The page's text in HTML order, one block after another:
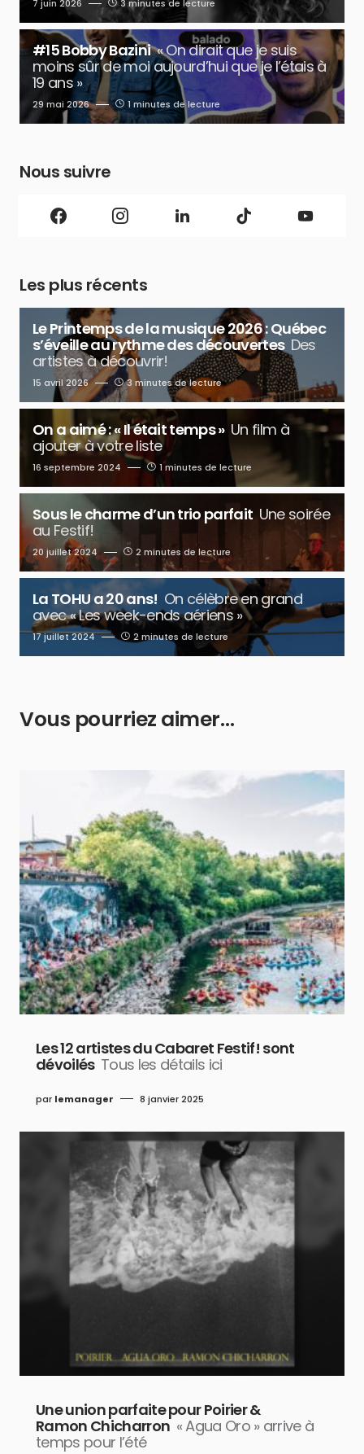
7 juin 2026 3 minutes de lecture
#15 Bobby Bazini « On dirait que je suis
moins sûr de moi aujourd’hui que je l’étais à
19 ans »
29 mai 2026 1 minutes de lecture
Nous suivre
Les plus récents
Le Printemps de la musique 2026 : Québec
s’éveille au rythme des découvertes Des
artistes à découvrir!
15 avril 2026 3 minutes de lecture
On a aimé : « Il était temps » Un film à
ajouter à votre liste
16 septembre 2024 1 minutes de lecture
Sous le charme d’un trio parfait Une soirée
au Festif!
20 juillet 2024 2 minutes de lecture
La TOHU a 20 ans! On célèbre en grand
avec « Les week-ends aériens »
17 juillet 2024 2 minutes de lecture
Vous pourriez aimer…
Les 12 artistes du Cabaret Festif! sont
dévoilés Tous les détails ici
par lemanager 8 janvier 2025
Une union parfaite pour Poirier &
Ramon Chicharron « Agua Oro » arrive à
temps pour l’été